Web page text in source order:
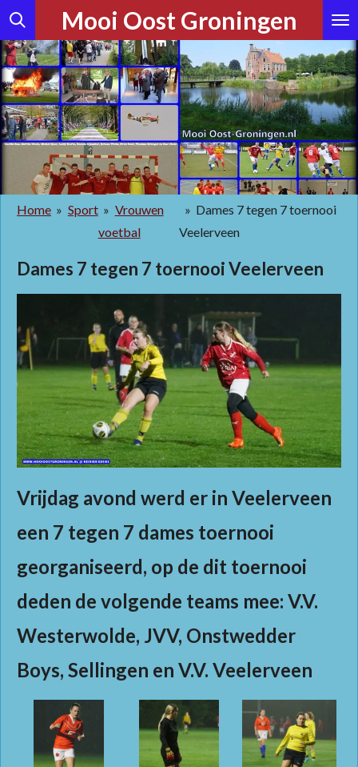
Ga
direct
naar
de
hoofdinhoud
Mooi Oost Groningen
Home » Sport » Vrouwen
voetbal
» Dames 7 tegen 7 toernooi
Veelerveen
Dames 7 tegen 7 toernooi Veelerveen
Vrijdag avond werd er in Veelerveen
een 7 tegen 7 dames toernooi
georganiseerd, op de dit toernooi
deden de volgende teams mee: V.V.
Westerwolde, JVV, Onstwedder
Boys, Sellingen en V.V. Veelerveen